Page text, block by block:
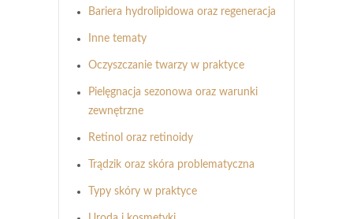
Bariera hydrolipidowa oraz regeneracja
Inne tematy
Oczyszczanie twarzy w praktyce
Pielęgnacja sezonowa oraz warunki
zewnętrzne
Retinol oraz retinoidy
Trądzik oraz skóra problematyczna
Typy skóry w praktyce